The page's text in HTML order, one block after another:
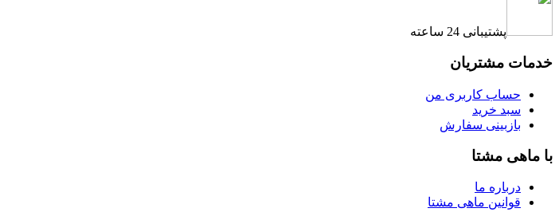
پشتیبانی 24 ساعته
خدمات مشتریان
حساب کاربری من
سبد خرید
بازبینی سفارش
با ماهی مشتا
درباره ما
قوانین ماهی مشتا